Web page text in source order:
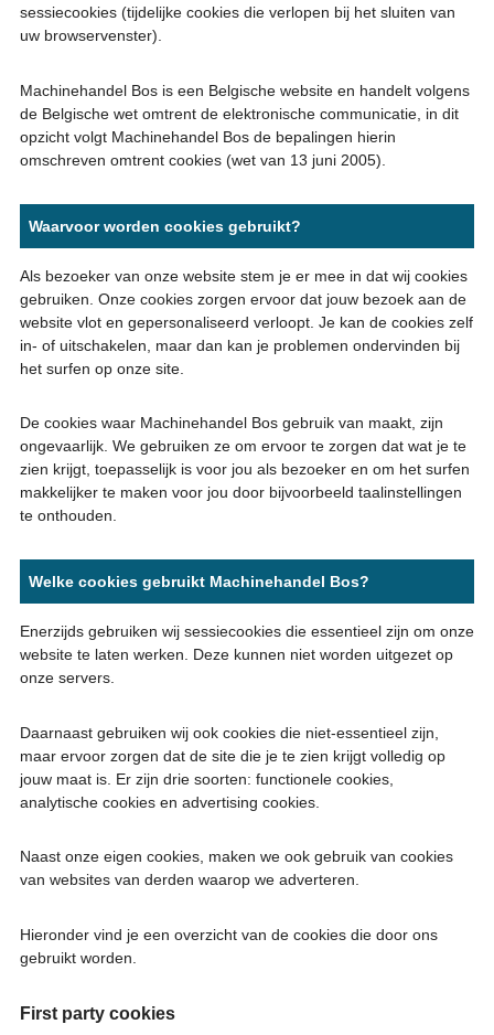
sessiecookies (tijdelijke cookies die verlopen bij het sluiten van
uw browservenster).
Machinehandel Bos is een Belgische website en handelt volgens
de Belgische wet omtrent de elektronische communicatie, in dit
opzicht volgt Machinehandel Bos de bepalingen hierin
omschreven omtrent cookies (wet van 13 juni 2005).
Waarvoor worden cookies gebruikt?
Als bezoeker van onze website stem je er mee in dat wij cookies
gebruiken. Onze cookies zorgen ervoor dat jouw bezoek aan de
website vlot en gepersonaliseerd verloopt. Je kan de cookies zelf
in- of uitschakelen, maar dan kan je problemen ondervinden bij
het surfen op onze site.
De cookies waar Machinehandel Bos gebruik van maakt, zijn
ongevaarlijk. We gebruiken ze om ervoor te zorgen dat wat je te
zien krijgt, toepasselijk is voor jou als bezoeker en om het surfen
makkelijker te maken voor jou door bijvoorbeeld taalinstellingen
te onthouden.
Welke cookies gebruikt Machinehandel Bos?
Enerzijds gebruiken wij sessiecookies die essentieel zijn om onze
website te laten werken. Deze kunnen niet worden uitgezet op
onze servers.
Daarnaast gebruiken wij ook cookies die niet-essentieel zijn,
maar ervoor zorgen dat de site die je te zien krijgt volledig op
jouw maat is. Er zijn drie soorten: functionele cookies,
analytische cookies en advertising cookies.
Naast onze eigen cookies, maken we ook gebruik van cookies
van websites van derden waarop we adverteren.
Hieronder vind je een overzicht van de cookies die door ons
gebruikt worden.
First party cookies